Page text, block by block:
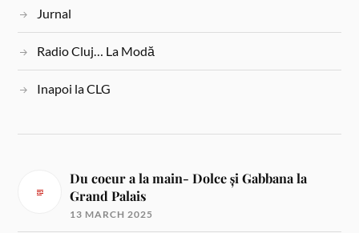
Jurnal
Radio Cluj… La Modă
Inapoi la CLG
Du coeur a la main- Dolce și Gabbana la
Grand Palais
13 MARCH 2025